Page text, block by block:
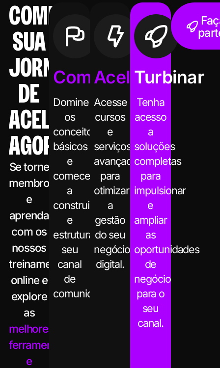
COMECE
SUA
JORNADA
DE
ACELERAÇÃO
AGORA
Se torne
membro
e
aprenda
com os
nossos
treinamentos
online e
explore
as
melhores
ferramentas
e
Começar
Domine
os
conceitos
básicos
e
comece
a
construir
e
estruturar
seu
canal
de
comunicação.
Acelerar
Acesse
cursos
e
serviços
avançados
para
otimizar
a
gestão
do seu
negócio
digital.
Turbinar
Tenha
acesso
a
soluções
completas
para
impulsionar
e
ampliar
as
oportunidades
de
negócio
para o
seu
canal.